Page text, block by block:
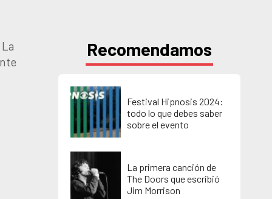
Recomendamos
Festival Hipnosis 2024:
todo lo que debes saber
sobre el evento
La primera canción de
The Doors que escribió
Jim Morrison